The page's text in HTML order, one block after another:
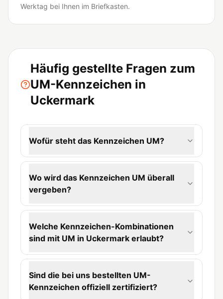
Werktag bei Ihnen im Briefkasten.
Häufig gestellte Fragen zum
UM-Kennzeichen in
Uckermark
Wofür steht das Kennzeichen UM?
Wo wird das Kennzeichen UM überall
vergeben?
Welche Kennzeichen-Kombinationen
sind mit UM in Uckermark erlaubt?
Sind die bei uns bestellten UM-
Kennzeichen offiziell zertifiziert?